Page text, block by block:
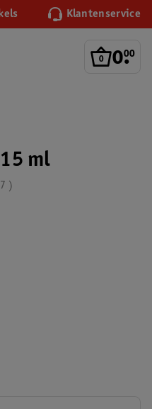
Klantenservice
0.
00
ml